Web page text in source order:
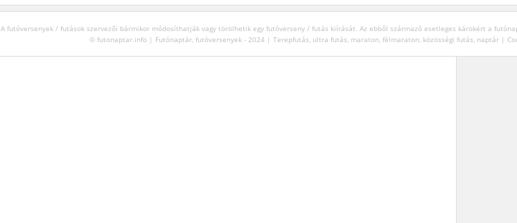
A futóversenyek / futások szervezői bármikor módosíthatják vagy törölhetik egy futóverseny / futás kiírását. Az ebből származó esetleges károkért a
© futonaptar.info | Futónaptár, futóversenyek - 2024 | Terepfutás, ultra futás, maraton, félmaraton, közösségi futás, naptár |